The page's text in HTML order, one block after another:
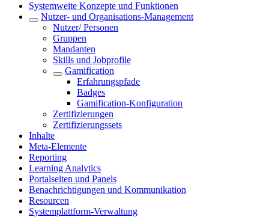
Systemweite Konzepte und Funktionen
Nutzer- und Organisations-Management
Nutzer/ Personen
Gruppen
Mandanten
Skills und Jobprofile
Gamification
Erfahrungspfade
Badges
Gamification-Konfiguration
Zertifizierungen
Zertifizierungssets
Inhalte
Meta-Elemente
Reporting
Learning Analytics
Portalseiten und Panels
Benachrichtigungen und Kommunikation
Resourcen
Systemplattform-Verwaltung